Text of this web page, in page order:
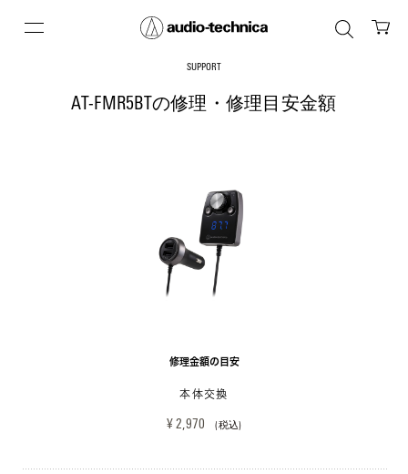
SUPPORT
AT-FMR5BTの修理・修理目安金額
修理金額の目安
本体交換
¥ 2,970 (税込)